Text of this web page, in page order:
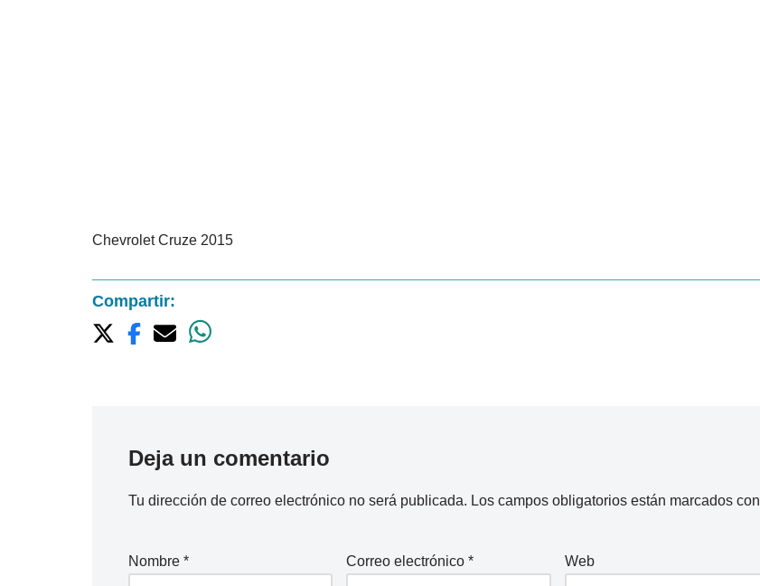
Chevrolet Cruze 2015
Compartir:
Deja un comentario
Tu dirección de correo electrónico no será publicada. Los campos obligatorios están marcados con
Nombre * Correo electrónico* Web